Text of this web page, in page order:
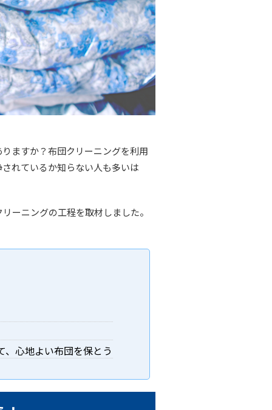
ますか？布団クリーニングを利用
れているか知らない人も多いは
ーニングの工程を取材しました。
心地よい布団を保とう